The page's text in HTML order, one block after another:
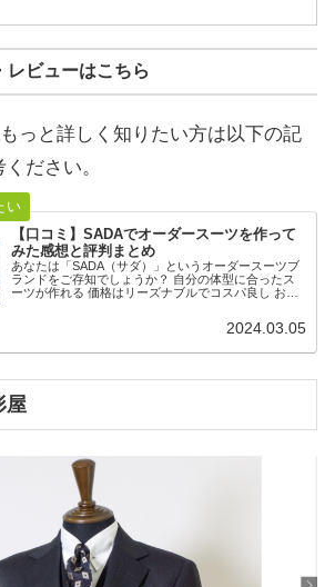
ビューはこちら
っと詳しく知りたい方は以下の記
ださい。
【口コミ】SADAでオーダースーツを作って
みた感想と評判まとめ
あなたは「SADA（サダ）」というオーダースーツブ
ランドをご存知でしょうか？ 自分の体型に合ったス
ーツが作れる 価格はリーズナブルでコスパ良し お仕
2024.03.05
屋